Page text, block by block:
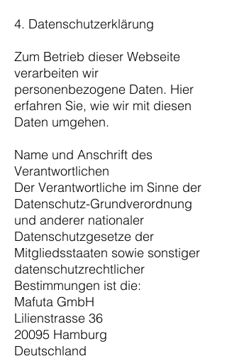
4. Datenschutzerklärung
Zum Betrieb dieser Webseite
verarbeiten wir
personenbezogene Daten. Hier
erfahren Sie, wie wir mit diesen
Daten umgehen.
Name und Anschrift des
Verantwortlichen
Der Verantwortliche im Sinne der
Datenschutz-Grundverordnung
und anderer nationaler
Datenschutzgesetze der
Mitgliedsstaaten sowie sonstiger
datenschutzrechtlicher
Bestimmungen ist die:
Mafuta GmbH
Lilienstrasse 36
20095 Hamburg
Deutschland